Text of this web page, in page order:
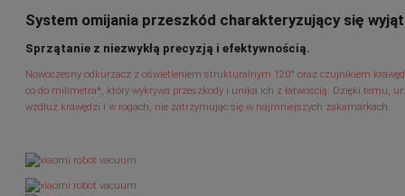
System omijania przeszkód charakteryzujący się
Sprzątanie z niezwykłą precyzją i efektywnością.
Nowoczesny odkurzacz z oświetleniem strukturalnym 120° oraz czujnikiem
co do milimetra*, który wykrywa przeszkody i unika ich z łatwością. Dzięki temu,
wzdłuż krawędzi i w rogach, nie zatrzymując się w najmniejszych zakamarkach.